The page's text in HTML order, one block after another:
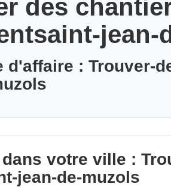
des
jean-
: Trouver-
votre ville :
jean-de-muzols